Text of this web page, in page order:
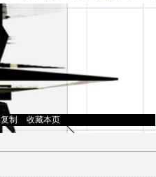
复制 收藏本页